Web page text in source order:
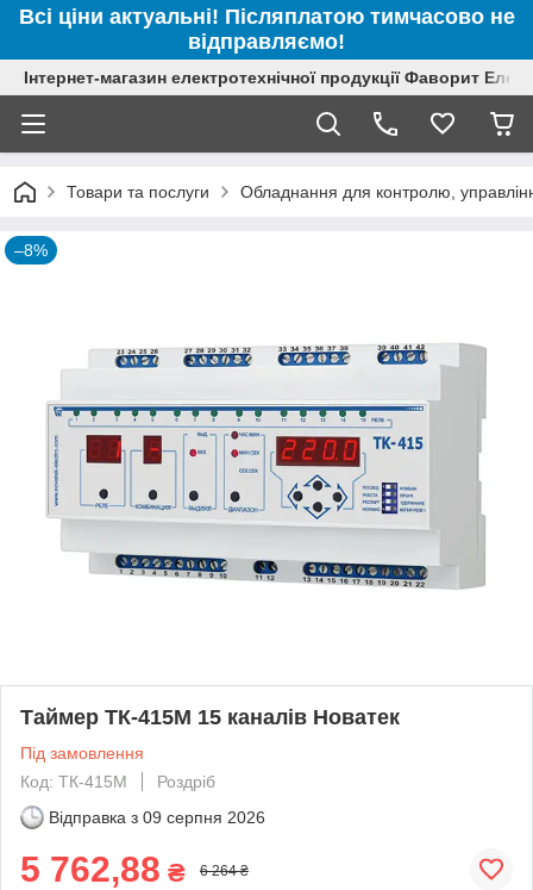
Всі ціни актуальні! Післяплатою тимчасово не
відправляємо!
Інтернет-магазин електротехнічної продукції Фаворит
Товари та послуги Обладнання для контролю,
–8%
Таймер ТК-415М 15 каналів Новатек
Під замовлення
Код: ТК-415М
Роздріб
Відправка з 09 серпня 2026
5 762,88 ₴ 6 264 ₴